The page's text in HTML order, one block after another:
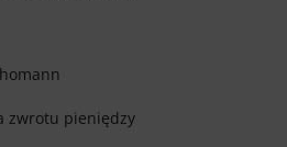
zwrotu pieniędzy